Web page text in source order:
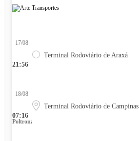
21:56
17/08
Terminal Rodoviário de Araxá
07:16
18/08
Terminal Rodoviário de Campinas
Poltrona